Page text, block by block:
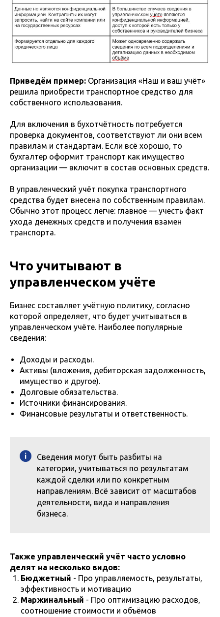
Приведём пример: Организация «Наш и ваш учёт»
решила приобрести транспортное средство для
собственного использования.
Для включения в бухотчётность потребуется
проверка документов, соответствуют ли они всем
правилам и стандартам. Если всё хорошо, то
бухгалтер оформит транспорт как имущество
организации — включит в состав основных средств.
В управленческий учёт покупка транспортного
средства будет внесена по собственным правилам.
Обычно этот процесс легче: главное — учесть факт
ухода денежных средств и получения взамен
транспорта.
Что учитывают в
управленческом учёте
Бизнес составляет учётную политику, согласно
которой определяет, что будет учитываться в
управленческом учёте. Наиболее популярные
сведения:
Доходы и расходы.
Активы (вложения, дебиторская задолженность,
имущество и другое).
Долговые обязательства.
Источники финансирования.
Финансовые результаты и ответственность.
Сведения могут быть разбиты на
категории, учитываться по результатам
каждой сделки или по конкретным
направлениям. Всё зависит от масштабов
деятельности, вида и направления
бизнеса.
Также управленческий учёт часто условно
делят на несколько видов:
Бюджетный - Про управляемость, результаты,
эффективность и мотивацию
Маржинальный - Про оптимизацию расходов,
соотношение стоимости и объёмов